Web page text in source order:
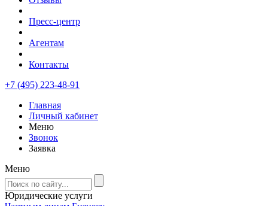
Пресс-центр
Агентам
Контакты
+7 (495) 223-48-91
Главная
Личный кабинет
Меню
Звонок
Заявка
Меню
Юридические услуги